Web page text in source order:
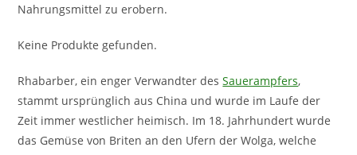
Nahrungsmittel zu erobern.
Keine Produkte gefunden.
Rhabarber, ein enger Verwandter desSauerampfers,
stammt ursprünglich aus China und wurde im Laufe der
Zeit immer westlicher heimisch. Im 18. Jahrhundert wurde
das Gemüse von Briten an den Ufern der Wolga, welche